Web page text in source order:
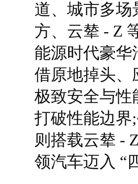
道、城市多场
方、云辇 - Z
能源时代豪华
借原地掉头、
极致安全与性
打破性能边界
则搭载云辇 -
领汽车迈入 “